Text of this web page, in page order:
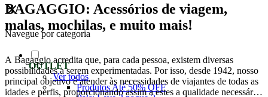
Navegue por categoria
OUTLET
Ver todos
Produtos Até 50% OFF
BAGAGGIO: Acessórios de viagem,
malas, mochilas, e muito mais!
A Bagaggio acredita que, para cada pessoa, existem diversas
possibilidades a serem experimentadas. Por isso, desde 1942, nosso
principal objetivo é atender às necessidades de viajantes de todas as
idades e perfis, proporcionando assim a estes a qualidade necessária